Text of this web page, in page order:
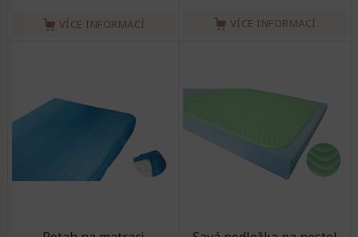
VÍCE INFORMACÍ VÍCE INFORMACÍ